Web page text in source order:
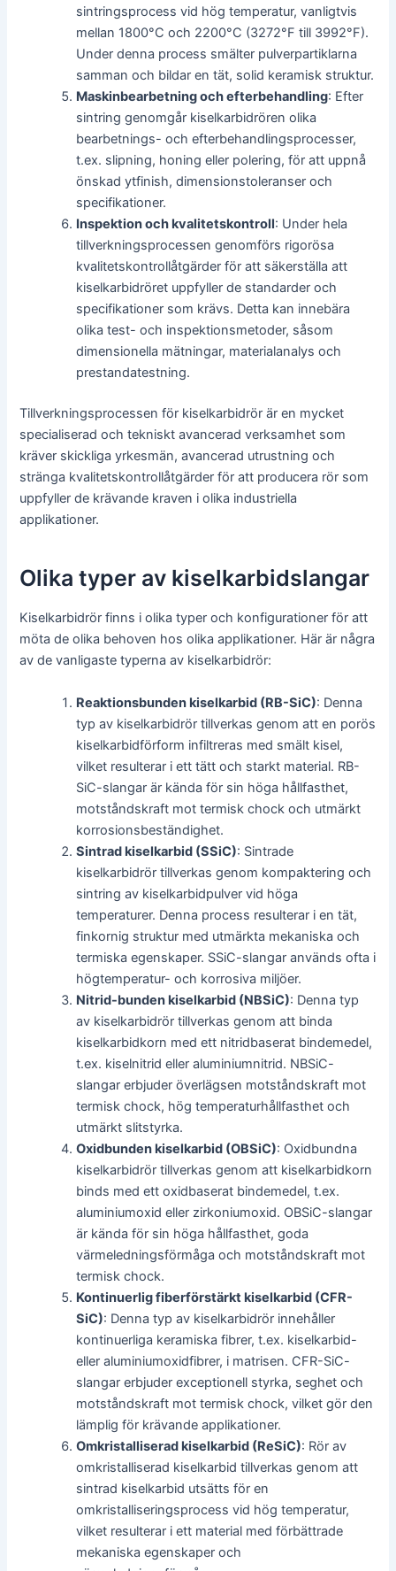
sintringsprocess vid hög temperatur, vanligtvis
mellan 1800°C och 2200°C (3272°F till 3992°F).
Under denna process smälter pulverpartiklarna
samman och bildar en tät, solid keramisk struktur.
Maskinbearbetning och efterbehandling: Efter
sintring genomgår kiselkarbidrören olika
bearbetnings- och efterbehandlingsprocesser,
t.ex. slipning, honing eller polering, för att uppnå
önskad ytfinish, dimensionstoleranser och
specifikationer.
Inspektion och kvalitetskontroll: Under hela
tillverkningsprocessen genomförs rigorösa
kvalitetskontrollåtgärder för att säkerställa att
kiselkarbidröret uppfyller de standarder och
specifikationer som krävs. Detta kan innebära
olika test- och inspektionsmetoder, såsom
dimensionella mätningar, materialanalys och
prestandatestning.
Tillverkningsprocessen för kiselkarbidrör är en mycket
specialiserad och tekniskt avancerad verksamhet som
kräver skickliga yrkesmän, avancerad utrustning och
stränga kvalitetskontrollåtgärder för att producera rör som
uppfyller de krävande kraven i olika industriella
applikationer.
Olika typer av kiselkarbidslangar
Kiselkarbidrör finns i olika typer och konfigurationer för att
möta de olika behoven hos olika applikationer. Här är några
av de vanligaste typerna av kiselkarbidrör:
Reaktionsbunden kiselkarbid (RB-SiC): Denna
typ av kiselkarbidrör tillverkas genom att en porös
kiselkarbidförform infiltreras med smält kisel,
vilket resulterar i ett tätt och starkt material. RB-
SiC-slangar är kända för sin höga hållfasthet,
motståndskraft mot termisk chock och utmärkt
korrosionsbeständighet.
Sintrad kiselkarbid (SSiC): Sintrade
kiselkarbidrör tillverkas genom kompaktering och
sintring av kiselkarbidpulver vid höga
temperaturer. Denna process resulterar i en tät,
finkornig struktur med utmärkta mekaniska och
termiska egenskaper. SSiC-slangar används ofta i
högtemperatur- och korrosiva miljöer.
Nitrid-bunden kiselkarbid (NBSiC): Denna typ
av kiselkarbidrör tillverkas genom att binda
kiselkarbidkorn med ett nitridbaserat bindemedel,
t.ex. kiselnitrid eller aluminiumnitrid. NBSiC-
slangar erbjuder överlägsen motståndskraft mot
termisk chock, hög temperaturhållfasthet och
utmärkt slitstyrka.
Oxidbunden kiselkarbid (OBSiC): Oxidbundna
kiselkarbidrör tillverkas genom att kiselkarbidkorn
binds med ett oxidbaserat bindemedel, t.ex.
aluminiumoxid eller zirkoniumoxid. OBSiC-slangar
är kända för sin höga hållfasthet, goda
värmeledningsförmåga och motståndskraft mot
termisk chock.
Kontinuerlig fiberförstärkt kiselkarbid (CFR-
SiC): Denna typ av kiselkarbidrör innehåller
kontinuerliga keramiska fibrer, t.ex. kiselkarbid-
eller aluminiumoxidfibrer, i matrisen. CFR-SiC-
slangar erbjuder exceptionell styrka, seghet och
motståndskraft mot termisk chock, vilket gör den
lämplig för krävande applikationer.
Omkristalliserad kiselkarbid (ReSiC): Rör av
omkristalliserad kiselkarbid tillverkas genom att
sintrad kiselkarbid utsätts för en
omkristalliseringsprocess vid hög temperatur,
vilket resulterar i ett material med förbättrade
mekaniska egenskaper och